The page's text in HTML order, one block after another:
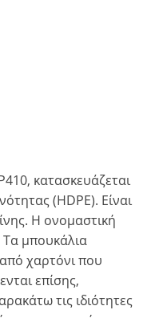
κατασκευάζεται
(HDPE). Είναι
Η ονομαστική
Τα μπουκάλια
χαρτόνι που
επίσης,
τις ιδιότητες